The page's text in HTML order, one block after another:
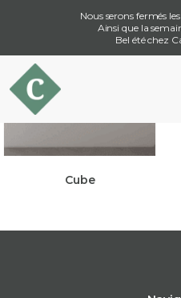
Nous serons fermés
Ainsi que la
Bel été chez
Cube